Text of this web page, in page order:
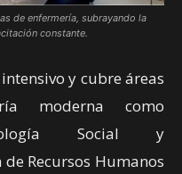
de enfermería, subrayando la
constante.
y cubre áreas
moderna como
Social y
Recursos Humanos